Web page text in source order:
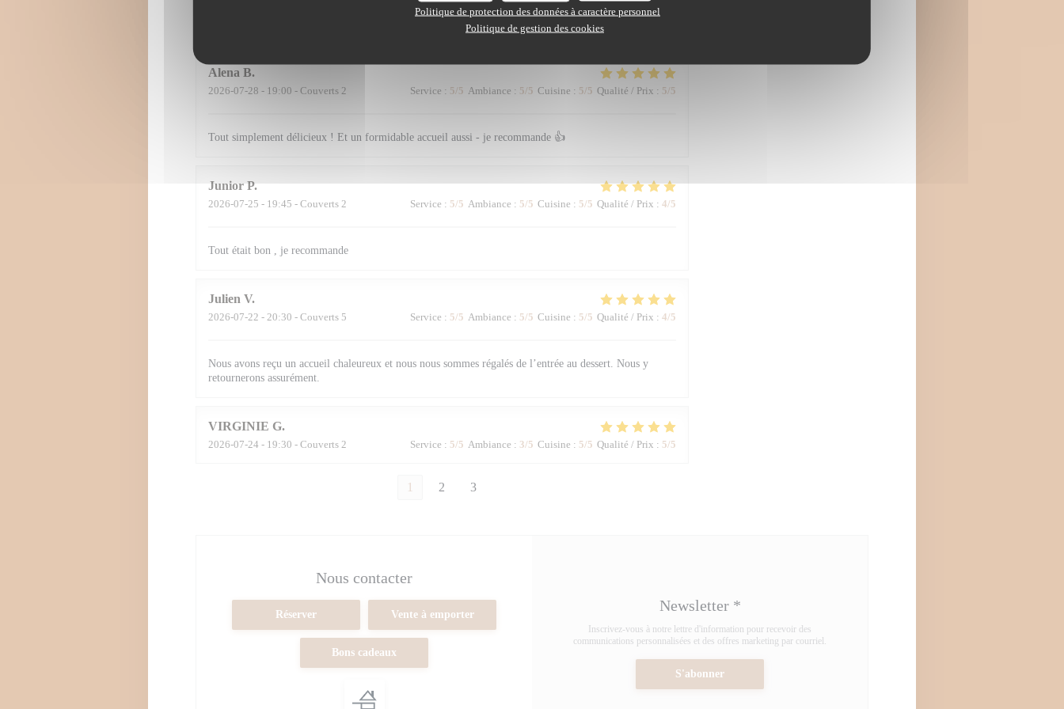
Politique de protection des données à caractère personnel
Politique de gestion des cookies
fluide, prévenante et jamais intrusive. Entre recommandations avisées, rythme parfait entre les plats et
attentions délicates, on se sent véritablement privilégié du début à la fin du repas.
Alena B
2026-07-28 - 19:00 - Couverts 2 Service : 5/5 Ambiance : 5/5 Cuisine : 5/5 Qualité / Prix : 5/5
Tout simplement délicieux ! Et un formidable accueil aussi - je recommande 👍
Junior P
2026-07-25 - 19:45 - Couverts 2 Service : 5/5 Ambiance : 5/5 Cuisine : 5/5 Qualité / Prix : 4/5
Tout était bon , je recommande
Julien V
2026-07-22 - 20:30 - Couverts 5 Service : 5/5 Ambiance : 5/5 Cuisine : 5/5 Qualité / Prix : 4/5
Nous avons reçu un accueil chaleureux et nous nous sommes régalés de l’entrée au dessert. Nous y
retournerons assurément.
VIRGINIE G
2026-07-24 - 19:30 - Couverts 2 Service : 5/5 Ambiance : 3/5 Cuisine : 5/5 Qualité / Prix : 5/5
1 2 3
Nous contacter
Réserver Vente à emporter
Bons cadeaux
Newsletter *
Inscrivez-vous à notre lettre d'information pour recevoir des
communications personnalisées et des offres marketing par courriel.
S'abonner